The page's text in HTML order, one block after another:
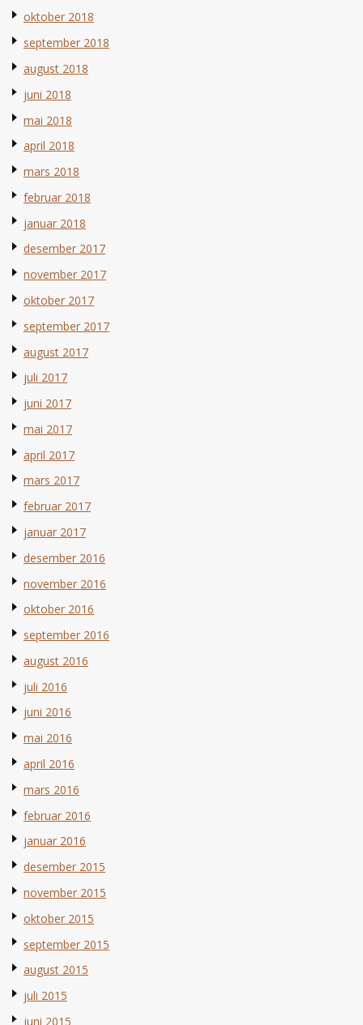
oktober 2018
september 2018
august 2018
juni 2018
mai 2018
april 2018
mars 2018
februar 2018
januar 2018
desember 2017
november 2017
oktober 2017
september 2017
august 2017
juli 2017
juni 2017
mai 2017
april 2017
mars 2017
februar 2017
januar 2017
desember 2016
november 2016
oktober 2016
september 2016
august 2016
juli 2016
juni 2016
mai 2016
april 2016
mars 2016
februar 2016
januar 2016
desember 2015
november 2015
oktober 2015
september 2015
august 2015
juli 2015
juni 2015